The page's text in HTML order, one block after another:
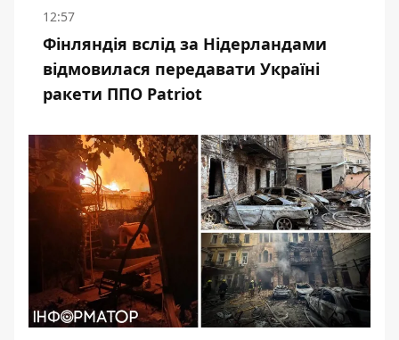
12:57
Фінляндія вслід за Нідерландами
відмовилася передавати Україні
ракети ППО Patriot